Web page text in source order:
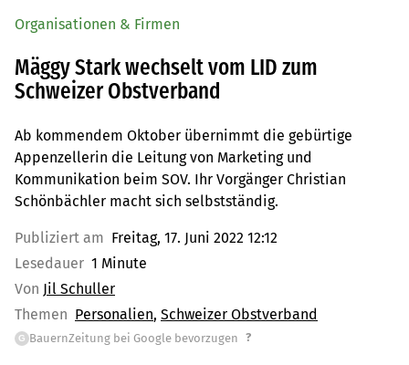
Organisationen & Firmen
Mäggy Stark wechselt vom LID zum
Schweizer Obstverband
Ab kommendem Oktober übernimmt die gebürtige
Appenzellerin die Leitung von Marketing und
Kommunikation beim SOV. Ihr Vorgänger Christian
Schönbächler macht sich selbstständig.
Publiziert am Freitag, 17. Juni 2022 12:12
Lesedauer 1 Minute
Von Jil Schuller
Themen Personalien Schweizer Obstverband
G BauernZeitung bei Google bevorzugen ?